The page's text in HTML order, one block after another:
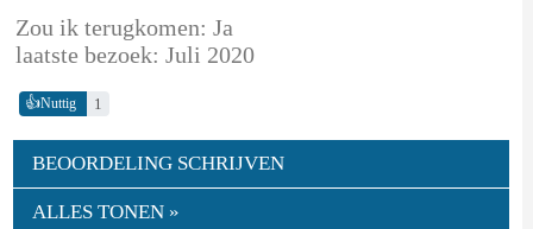
Zou ik terugkomen: Ja
laatste bezoek: Juli 2020
👍Nuttig 1
BEOORDELING SCHRIJVEN
ALLES TONEN »